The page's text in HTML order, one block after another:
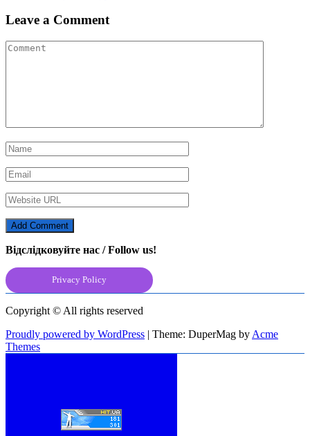
Leave a Comment
Відслідковуйте нас / Follow us!
Privacy Policy
Copyright © All rights reserved
Proudly powered by WordPress | Theme: DuperMag by Acme
Themes